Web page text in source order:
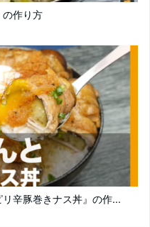
の作り方
リ辛豚巻きナス丼』の作...